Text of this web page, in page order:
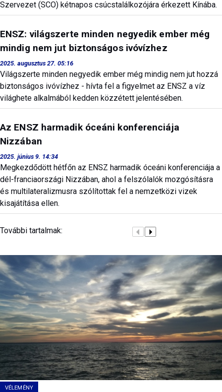
Szervezet (SCO) kétnapos csúcstalálkozójára érkezett Kínába.
ENSZ: világszerte minden negyedik ember még
mindig nem jut biztonságos ivóvízhez
2025. augusztus 27. 05:16
Világszerte minden negyedik ember még mindig nem jut hozzá
biztonságos ivóvízhez - hívta fel a figyelmet az ENSZ a víz
világhete alkalmából kedden közzétett jelentésében.
Az ENSZ harmadik óceáni konferenciája
Nizzában
2025. június 9. 14:34
Megkezdődött hétfőn az ENSZ harmadik óceáni konferenciája a
dél-franciaországi Nizzában, ahol a felszólalók mozgósításra
és multilateralizmusra szólítottak fel a nemzetközi vizek
kisajátítása ellen.
További tartalmak:
VÉLEMÉNY